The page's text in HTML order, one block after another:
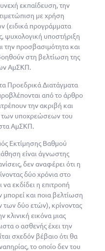
εκπαίδευση, την
με χρήση
(ειδικά προγράμματα
ψυχολογική υποστήριξη
την προσβασιμότητα και
στη βελτίωση της
ΑμΣΚΠ.
Προεδρικά Διατάγματα
από το άρθρο
την ακριβή και
των υποχρεώσεων του
ΑμΣΚΠ.
Εκτίμησης Βαθμού
είναι άγνωστης
δεν αναφέρει ότι η
δύο χρόνια στο
εκδίδει η επιτροπή
και ποια βελτίωση
των δύο ετών), κρίνοντας
κλινική εικόνα μιας
ο ασθενής έχει την
σχεδόν βέβαιο ότι θα
το οποίο δεν του